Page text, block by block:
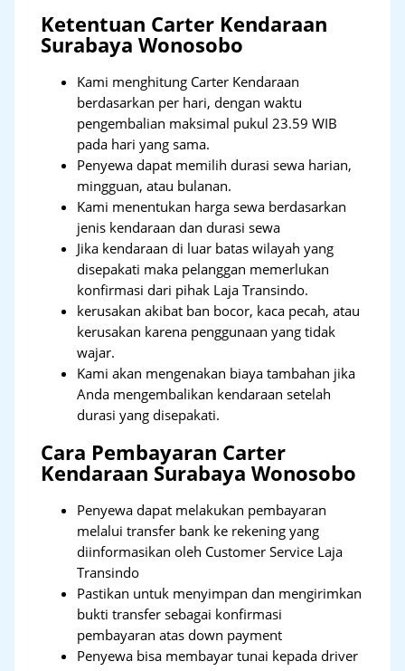
Ketentuan Carter Kendaraan
Surabaya Wonosobo
Kami menghitung Carter Kendaraan
berdasarkan per hari, dengan waktu
pengembalian maksimal pukul 23.59 WIB
pada hari yang sama.
Penyewa dapat memilih durasi sewa harian,
mingguan, atau bulanan.
Kami menentukan harga sewa berdasarkan
jenis kendaraan dan durasi sewa
Jika kendaraan di luar batas wilayah yang
disepakati maka pelanggan memerlukan
konfirmasi dari pihak Laja Transindo.
kerusakan akibat ban bocor, kaca pecah, atau
kerusakan karena penggunaan yang tidak
wajar.
Kami akan mengenakan biaya tambahan jika
Anda mengembalikan kendaraan setelah
durasi yang disepakati.
Cara Pembayaran Carter
Kendaraan Surabaya Wonosobo
Penyewa dapat melakukan pembayaran
melalui transfer bank ke rekening yang
diinformasikan oleh Customer Service Laja
Transindo
Pastikan untuk menyimpan dan mengirimkan
bukti transfer sebagai konfirmasi
pembayaran atas down payment
Penyewa bisa membayar tunai kepada driver